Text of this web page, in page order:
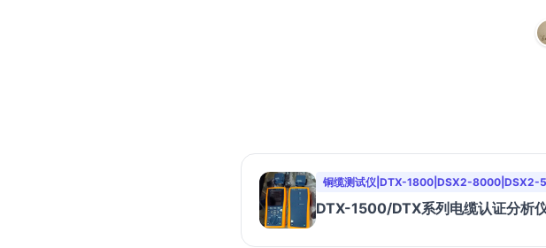
铜缆测试仪|DTX-1800|DSX2-8000|DSX2-
DTX-1500/DTX系列电缆认证分